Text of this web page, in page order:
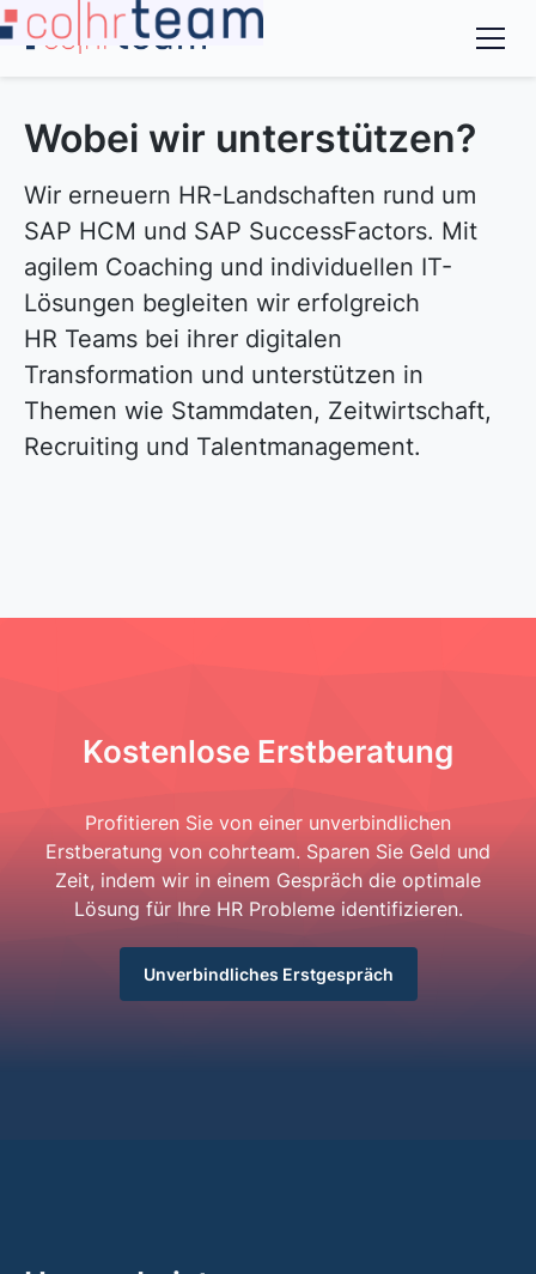
Beratung und ​
Coaching für die
digitale
Transformation
Kontakt Leistungen
Wobei wir unterstützen?
Wir erneuern HR-Landschaften rund um
SAP HCM und SAP SuccessFactors. Mit
agilem Coaching und individuellen IT-
Lösungen begleiten wir erfolgreich
HR Teams bei ihrer digitalen
Transformation und unterstützen in
Themen wie Stammdaten, Zeitwirtschaft,
Recruiting und Talentmanagement.
Kostenlose Erstberatung
Profitieren Sie von einer unverbindlichen
Erstberatung von cohrteam. Sparen Sie Geld und
Zeit, indem wir in einem Gespräch die optimale
Lösung für Ihre HR Probleme identifizieren.
Unverbindliches Erstgespräch